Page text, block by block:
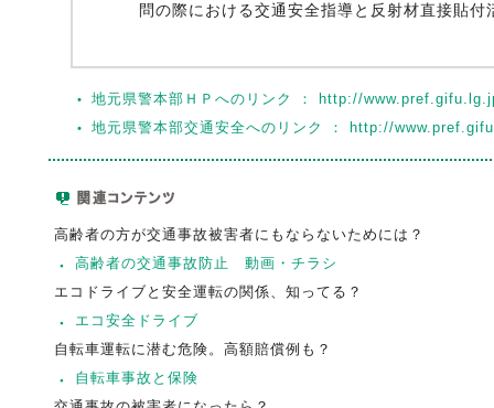
問の際における交通安全指導と反射材直接貼付
地元県警本部ＨＰへのリンク ： http://
地元県警本部交通安全へのリンク ： http://
高齢者の方が交通事故被害者にもならないためには？
高齢者の交通事故防止 動画・チラシ
エコドライブと安全運転の関係、知ってる？
エコ安全ドライブ
自転車運転に潜む危険。高額賠償例も？
自転車事故と保険